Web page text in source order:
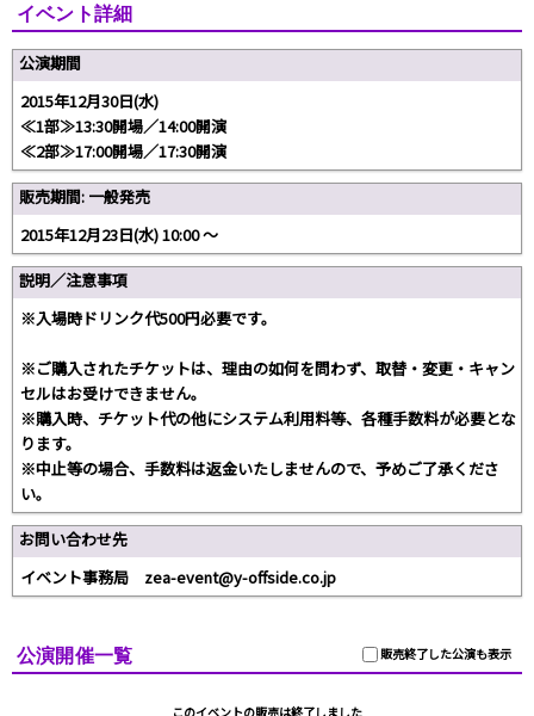
イベント詳細
公演期間
2015年12月30日(水)
≪1部≫13:30開場／14:00開演
≪2部≫17:00開場／17:30開演
販売期間: 一般発売
2015年12月23日(水) 10:00 〜
説明／注意事項
※入場時ドリンク代500円必要です。
※ご購入されたチケットは、理由の如何を問わず、取替・変更・キャン
セルはお受けできません。
※購入時、チケット代の他にシステム利用料等、各種手数料が必要とな
ります。
※中止等の場合、手数料は返金いたしませんので、予めご了承くださ
い。
お問い合わせ先
イベント事務局 zea-event@y-offside.co.jp
販売終了した公演も表示
公演開催一覧
このイベントの販売は終了しました